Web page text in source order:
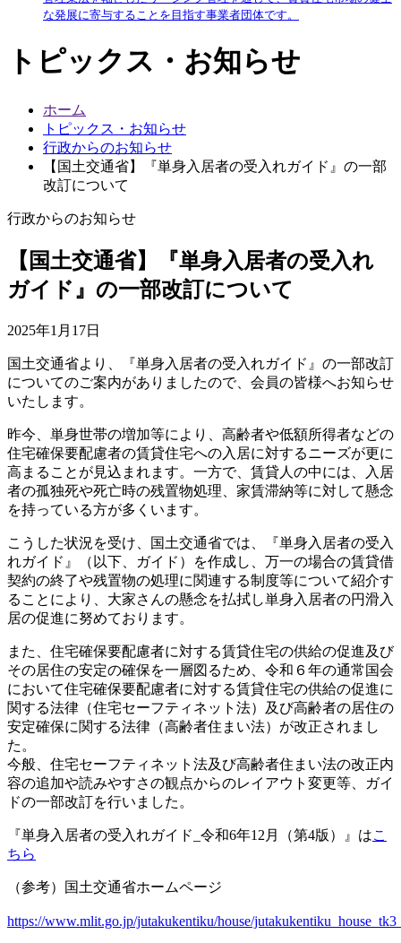
な発展に寄与することを目指す事業者団体です。
トピックス・お知らせ
ホーム
トピックス・お知らせ
行政からのお知らせ
【国土交通省】『単身入居者の受入れガイド』の一部
改訂について
行政からのお知らせ
【国土交通省】『単身入居者の受入れ
ガイド』の一部改訂について
2025年1月17日
国土交通省より、『単身入居者の受入れガイド』の一部改訂
についてのご案内がありましたので、会員の皆様へお知らせ
いたします。
昨今、単身世帯の増加等により、高齢者や低額所得者などの
住宅確保要配慮者の賃貸住宅への入居に対するニーズが更に
高まることが見込まれます。一方で、賃貸人の中には、入居
者の孤独死や死亡時の残置物処理、家賃滞納等に対して懸念
を持っている方が多くいます。
こうした状況を受け、国土交通省では、『単身入居者の受入
れガイド』（以下、ガイド）を作成し、万一の場合の賃貸借
契約の終了や残置物の処理に関連する制度等について紹介す
ることにより、大家さんの懸念を払拭し単身入居者の円滑入
居の促進に努めております。
また、住宅確保要配慮者に対する賃貸住宅の供給の促進及び
その居住の安定の確保を一層図るため、令和６年の通常国会
において住宅確保要配慮者に対する賃貸住宅の供給の促進に
関する法律（住宅セーフティネット法）及び高齢者の居住の
安定確保に関する法律（高齢者住まい法）が改正されまし
た。
今般、住宅セーフティネット法及び高齢者住まい法の改正内
容の追加や読みやすさの観点からのレイアウト変更等、ガイ
ドの一部改訂を行いました。
『単身入居者の受入れガイド_令和6年12月（第4版）』はこ
ちら
（参考）国土交通省ホームページ
https://www.mlit.go.jp/jutakukentiku/house/